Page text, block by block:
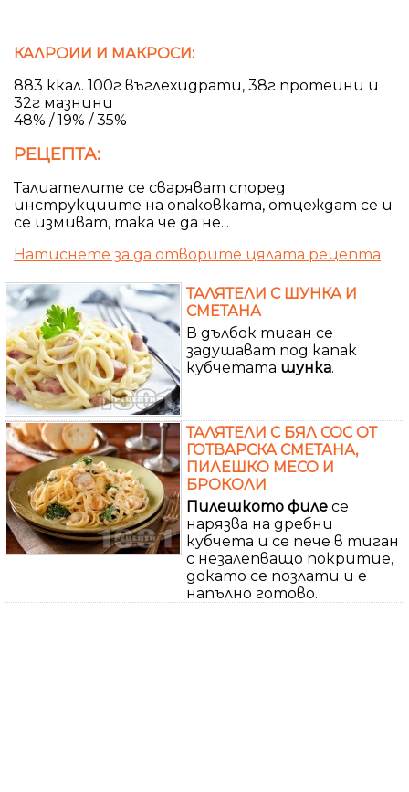
КАЛРОИИ И МАКРОСИ:
883 ккал. 100г въглехидрати, 38г протеини и
32г мазнини
48% / 19% / 35%
РЕЦЕПТА:
Талиателите се сваряват според
инструкциите на опаковката, отцеждат се и
се измиват, така че да не...
Натиснете за да отворите цялата рецепта
ТАЛЯТЕЛИ С ШУНКА И
СМЕТАНА
В дълбок тиган се
задушават под капак
кубчетата шунка.
ТАЛЯТЕЛИ С БЯЛ СОС ОТ
ГОТВАРСКА СМЕТАНА,
ПИЛЕШКО МЕСО И
БРОКОЛИ
Пилешкото филе се
нарязва на дребни
кубчета и се пече в тиган
с незалепващо покритие,
докато се позлати и е
напълно готово.